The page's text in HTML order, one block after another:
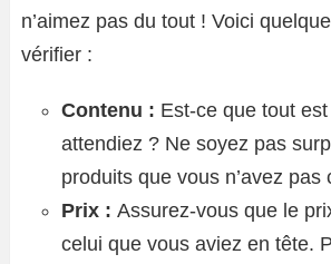
n’aimez pas du tout ! Voici
vérifier :
Contenu : Est-ce que tout
attendiez ? Ne soyez pas
produits que vous n’avez pas
Prix : Assurez-vous que le
celui que vous aviez en tête.